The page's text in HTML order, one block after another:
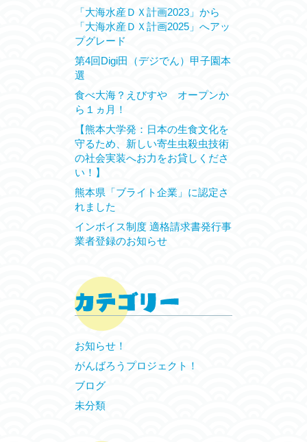
「大海水産ＤＸ計画2023」から
「大海水産ＤＸ計画2025」へアッ
プグレード
第4回Digi田（デジでん）甲子園本
選
食べ大海？えびすや オープンか
ら１ヵ月！
【熊本大学発：日本の生食文化を
守るため、新しい寄生虫殺虫技術
の社会実装へお力をお貸しくださ
い！】
熊本県「ブライト企業」に認定さ
れました
インボイス制度 適格請求書発行事
業者登録のお知らせ
お知らせ！
がんばろうプロジェクト！
ブログ
未分類